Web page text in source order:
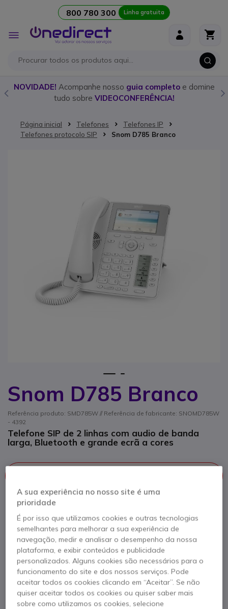
800 780 300 Linha gratuita
Alternar
Nav
NOVIDADE! Acompanhe nosso guia completoe domine
tudo sobre VIDEOCONFERÊNCIA!
Página inicial Telefones
Telefones IP
Telefones protocolo SIP
Snom D785 Branco
Snom D785 Branco
Referência produto: SMD785W // Referência de fabricante: SNOMD785W
- 4392
Telefone SIP de 2 linhas com audio de banda
larga, Bluetooth e grande ecrã a cores
Para melhor satisfazer as suas necessidades, apresentamos
Ver produtos similares
Contacte os nossos peritos -Linha gratuita
800 780 300
F.A.Q Live Chat
Saltar para o início da Galeria de imagens
A sua experiência no nosso site é uma
prioridade
É por isso que utilizamos cookies e outras tecnologias
semelhantes para melhorar a sua experiência de
navegação, medir e analisar o desempenho da nossa
plataforma, e exibir conteúdos e publicidade
personalizados. Alguns cookies são necessários para o
funcionamento do site e dos nossos serviços. Pode
aceitar todos os cookies clicando em “Aceitar”. Se não
quiser aceitar todos os cookies ou quiser saber mais
sobre como utilizamos os cookies, selecione